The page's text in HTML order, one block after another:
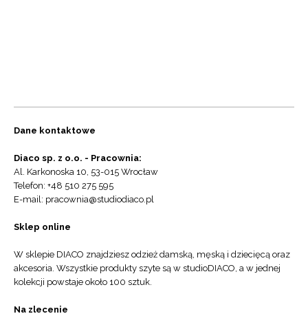
Dane kontaktowe
Diaco sp. z o.o. - Pracownia:
Al. Karkonoska 10, 53-015 Wrocław
Telefon: +48 510 275 595
E-mail: pracownia@studiodiaco.pl
Sklep online
W sklepie DIACO znajdziesz odzież damską, męską i dziecięcą oraz
akcesoria. Wszystkie produkty szyte są w studioDIACO, a w jednej
kolekcji powstaje około 100 sztuk.
Na zlecenie